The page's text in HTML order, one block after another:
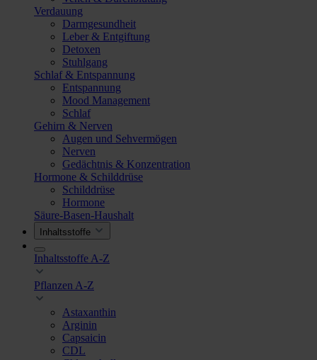
Verdauung
Darmgesundheit
Leber & Entgiftung
Detoxen
Stuhlgang
Schlaf & Entspannung
Entspannung
Mood Management
Schlaf
Gehirn & Nerven
Augen und Sehvermögen
Nerven
Gedächtnis & Konzentration
Hormone & Schilddrüse
Schilddrüse
Hormone
Säure-Basen-Haushalt
Inhaltsstoffe
Inhaltsstoffe A-Z
Pflanzen A-Z
Astaxanthin
Arginin
Capsaicin
CDL